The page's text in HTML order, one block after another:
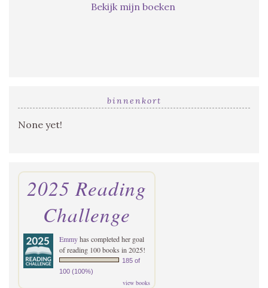
Bekijk mijn boeken
binnenkort
None yet!
2025 Reading
Challenge
Emmyhas completed her goal
of reading 100 books in 2025!
185 of
100 (100%)
view books